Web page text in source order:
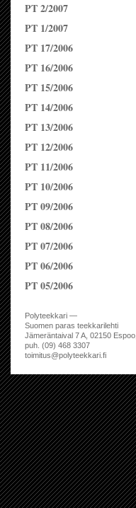
PT 2/2007
PT 1/2007
PT 17/2006
PT 16/2006
PT 15/2006
PT 14/2006
PT 13/2006
PT 12/2006
PT 11/2006
PT 10/2006
PT 09/2006
PT 08/2006
PT 07/2006
PT 06/2006
PT 05/2006
Polyteekkari —
Suomen paras teekkarilehti
Jämeräntaival 7 A, 02150 Espoo,
puh. (09) 468 3307
toimitus@polyteekkari.fi